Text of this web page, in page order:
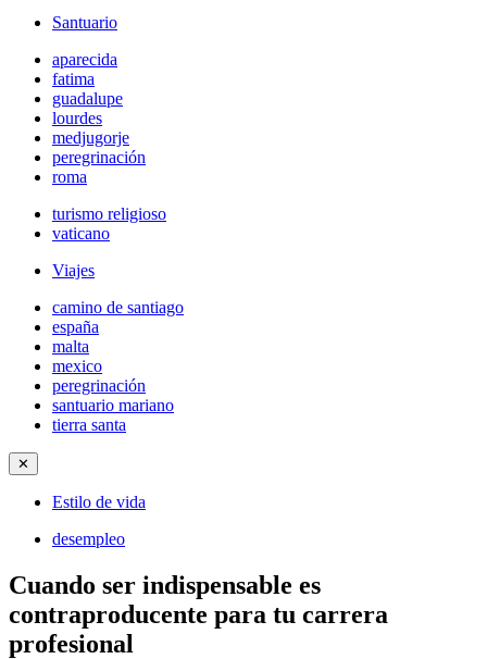
Santuario
aparecida
fatima
guadalupe
lourdes
medjugorje
peregrinación
roma
turismo religioso
vaticano
Viajes
camino de santiago
españa
malta
mexico
peregrinación
santuario mariano
tierra santa
✕
Estilo de vida
desempleo
Cuando ser indispensable es
contraproducente para tu carrera
profesional